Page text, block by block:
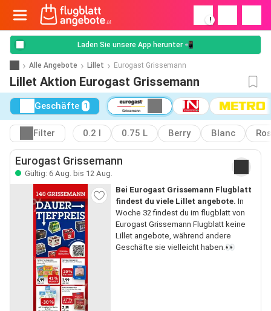
!
Laden Sie unsere App herunter 📲
Alle Angebote Lillet Eurogast Grissemann
Lillet Aktion Eurogast Grissemann
Geschäfte 1
Filter 0.2 l 0.75 L Berry Blanc
Eurogast Grissemann
Gültig: 6 Aug. bis 12 Aug.
Bei Eurogast Grissemann Flugblatt
findest du viele Lillet angebote. In
Woche 32 findest du im flugblatt von
Eurogast Grissemann Flugblatt keine
Lillet angebote, während andere
Geschäfte sie vielleicht haben.👀